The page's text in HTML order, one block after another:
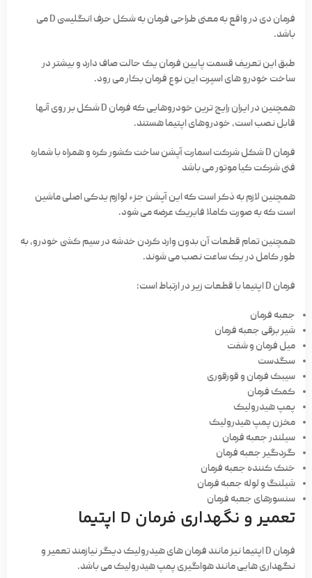
فرمان دی در واقع به معنی طراحی فرمان به شکل حرف انگلیسی D می
باشد.
طبق این تعریف قسمت پایین فرمان یک حالت صاف دارد و بیشتر در
ساخت خودرو های اسپرت این نوع فرمان بکار می رود.
همچنین در ایران رایج ترین خودروهایی که فرمان D شکل بر روی آنها
قابل نصب است، خودروهای اپتیما هستند.
فرمان D شکل شرکت اسمارت آپشن ساخت کشور کره و همراه با شماره
فنی شرکت کیا موتور می باشد
همچنین لازم به ذکر است که این آپشن جزء لوازم یدکی اصلی ماشین
است که به صورت کاملا فابریک عرضه می شود.
همچنین تمام قطعات آن بدون وارد کردن خدشه در سیم کشی خودرو، به
طور کامل در یک ساعت نصب می شوند.
فرمان D اپتیما با قطعات زیر در ارتباط است:
جعبه فرمان
شیر برقی جعبه فرمان
میل فرمان و شفت
سگدست
سیبک فرمان و قورقوری
کمک فرمان
پمپ هیدرولیک
مخزن پمپ هیدرولیک
سیلندر جعبه فرمان
گردگیر جعبه فرمان
خنک کننده جعبه فرمان
شیلنگ و لوله جعبه فرمان
سنسورهای جعبه فرمان
تعمیر و نگهداری فرمان D اپتیما
فرمان D اپتیما نیز مانند فرمان های هیدرولیک دیگر نیازمند تعمیر و
نگهداری هایی مانند هواگیری پمپ هیدرولیک می باشد.